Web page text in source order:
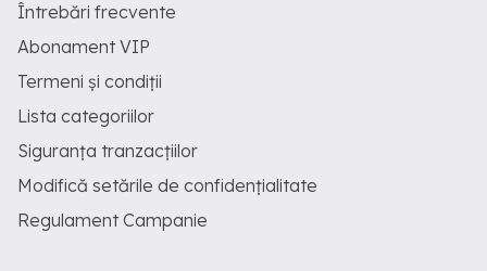
Întrebări frecvente
Abonament VIP
Termeni și condiții
Lista categoriilor
Siguranța tranzacțiilor
Modifică setările de confidențialitate
Regulament Campanie